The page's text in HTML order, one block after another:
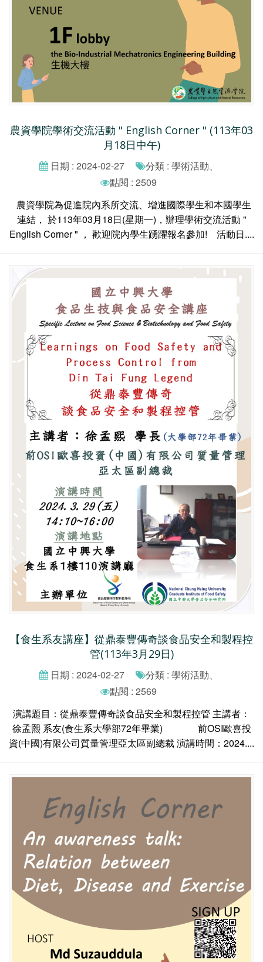
農資學院學術交流活動 " English Corner " (113年03
月18日中午)
日期 : 2024-02-27
分類 : 學術活動、
點閱 : 2509
農資學院為促進院內系所交流、增進國際學生和本國學生
連結， 於113年03月18日(星期一)，辦理學術交流活動 "
English Corner " ， 歡迎院內學生踴躍報名參加! 活動日....
【食生系友講座】從鼎泰豐傳奇談食品安全和製程控
管(113年3月29日)
日期 : 2024-02-27
分類 : 學術活動、
點閱 : 2569
演講題目：從鼎泰豐傳奇談食品安全和製程控管 主講者：
徐孟熙 系友(食生系大學部72年畢業) 前OSI歐喜投
資(中國)有限公司質量管理亞太區副總裁 演講時間：2024....